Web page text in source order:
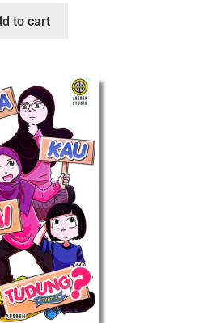
to cart